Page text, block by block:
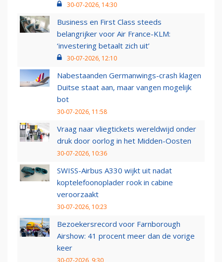
30-07-2026, 14:30
Business en First Class steeds
belangrijker voor Air France-KLM:
‘investering betaalt zich uit’
30-07-2026, 12:10
Nabestaanden Germanwings-crash klagen
Duitse staat aan, maar vangen mogelijk
bot
30-07-2026, 11:58
Vraag naar vliegtickets wereldwijd onder
druk door oorlog in het Midden-Oosten
30-07-2026, 10:36
SWISS-Airbus A330 wijkt uit nadat
koptelefoonoplader rook in cabine
veroorzaakt
30-07-2026, 10:23
Bezoekersrecord voor Farnborough
Airshow: 41 procent meer dan de vorige
keer
30-07-2026, 9:30